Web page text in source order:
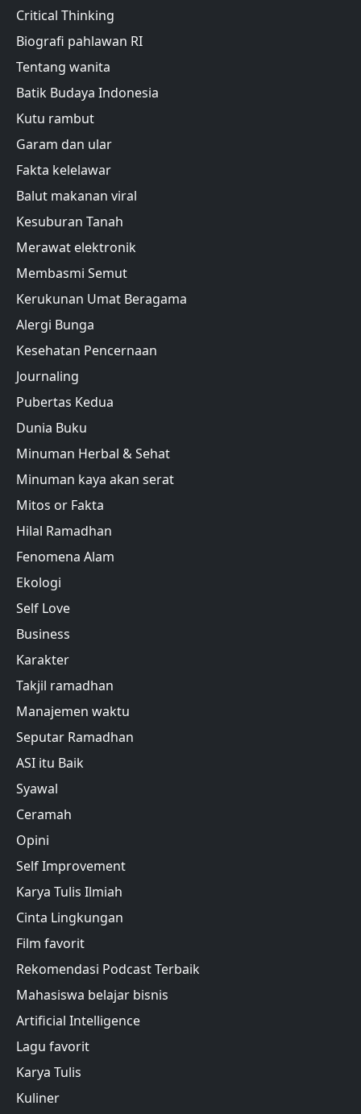
Critical Thinking
Biografi pahlawan RI
Tentang wanita
Batik Budaya Indonesia
Kutu rambut
Garam dan ular
Fakta kelelawar
Balut makanan viral
Kesuburan Tanah
Merawat elektronik
Membasmi Semut
Kerukunan Umat Beragama
Alergi Bunga
Kesehatan Pencernaan
Journaling
Pubertas Kedua
Dunia Buku
Minuman Herbal & Sehat
Minuman kaya akan serat
Mitos or Fakta
Hilal Ramadhan
Fenomena Alam
Ekologi
Self Love
Business
Karakter
Takjil ramadhan
Manajemen waktu
Seputar Ramadhan
ASI itu Baik
Syawal
Ceramah
Opini
Self Improvement
Karya Tulis Ilmiah
Cinta Lingkungan
Film favorit
Rekomendasi Podcast Terbaik
Mahasiswa belajar bisnis
Artificial Intelligence
Lagu favorit
Karya Tulis
Kuliner